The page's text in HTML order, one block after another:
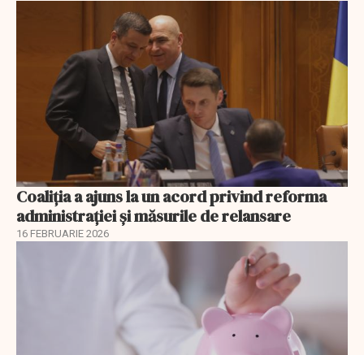
Coaliția a ajuns la un acord privind reforma
administrației și măsurile de relansare
16 FEBRUARIE 2026